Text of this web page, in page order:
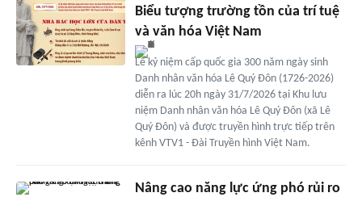
Biểu tượng trường tồn của trí tuệ
và văn hóa Việt Nam
Lễ kỷ niệm cấp quốc gia 300 năm ngày sinh
Danh nhân văn hóa Lê Quý Đôn (1726-2026)
diễn ra lúc 20h ngày 31/7/2026 tại Khu lưu
niệm Danh nhân văn hóa Lê Quý Đôn (xã Lê
Quý Đôn) và được truyền hình trực tiếp trên
kênh VTV1 - Đài Truyền hình Việt Nam.
Nâng cao năng lực ứng phó rủi ro